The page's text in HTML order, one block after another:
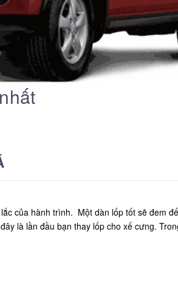
của hành trình. Một dàn lốp tốt sẽ đem
là lần đầu bạn thay lốp cho xế cưng.